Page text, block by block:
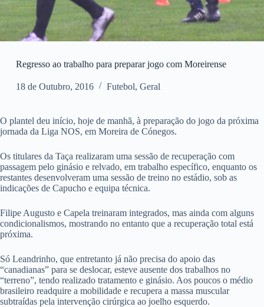
Regresso ao trabalho para preparar jogo com Moreirense
18 de Outubro, 2016 Futebol, Geral
O plantel deu início, hoje de manhã, à preparação do jogo da próxima
jornada da Liga NOS, em Moreira de Cónegos.
Os titulares da Taça realizaram uma sessão de recuperação com
passagem pelo ginásio e relvado, em trabalho específico, enquanto os
restantes desenvolveram uma sessão de treino no estádio, sob as
indicações de Capucho e equipa técnica.
Filipe Augusto e Capela treinaram integrados, mas ainda com alguns
condicionalismos, mostrando no entanto que a recuperação total está
próxima.
Só Leandrinho, que entretanto já não precisa do apoio das
“canadianas” para se deslocar, esteve ausente dos trabalhos no
“terreno”, tendo realizado tratamento e ginásio. Aos poucos o médio
brasileiro readquire a mobilidade e recupera a massa muscular
subtraídas pela intervenção cirúrgica ao joelho esquerdo.